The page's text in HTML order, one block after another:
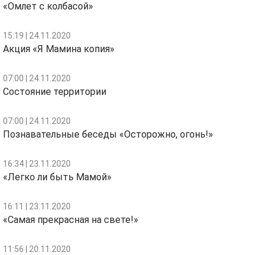
«Омлет с колбасой»
15:19 | 24.11.2020
Акция «Я Мамина копия»
07:00 | 24.11.2020
Состояние территории
07:00 | 24.11.2020
Познавательные беседы «Осторожно, огонь!»
16:34 | 23.11.2020
«Легко ли быть Мамой»
16:11 | 23.11.2020
«Самая прекрасная на свете!»
11:56 | 20.11.2020